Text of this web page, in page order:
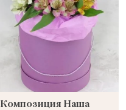
Композиция Наша